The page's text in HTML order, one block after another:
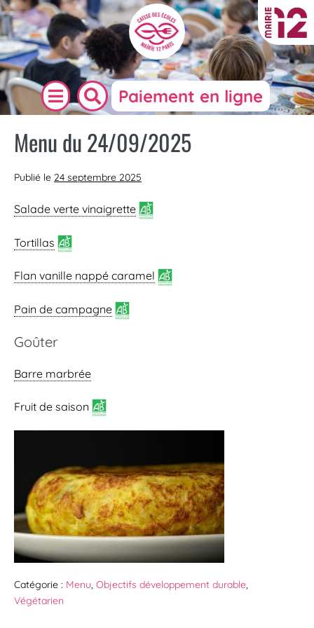
Paiement en ligne
Menu du 24/09/2025
Publié le 24 septembre 2025
Salade verte vinaigrette
Tortillas
Flan vanille nappé caramel
Pain de campagne
Goûter
Barre marbrée
Fruit de saison
Catégorie : Menu, Objectifs développement durable,
Végétarien